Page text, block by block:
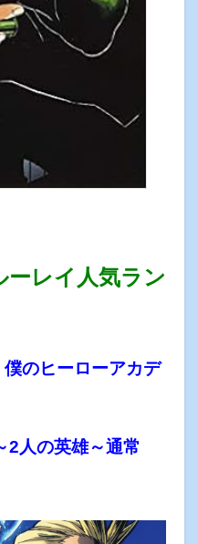
レイ人気ラン
僕のヒーローアカデ
の英雄～通常